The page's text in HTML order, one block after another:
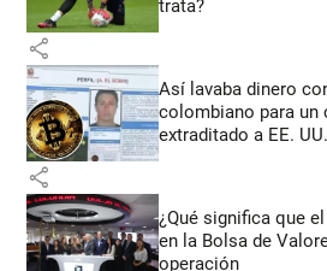
trata?
share
Así lavaba dinero
colombiano para un
extraditado a EE. UU.
share
¿Qué significa que
en la Bolsa de
operación